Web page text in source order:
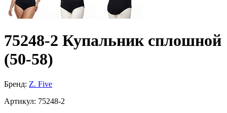
75248-2 Купальник сплошной
(50-58)
Бренд: Z. Five
Артикул: 75248-2